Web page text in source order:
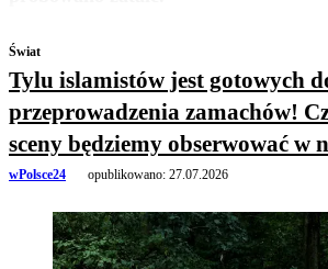
Świat
Tylu islamistów jest gotowych
przeprowadzenia zamachów!
sceny będziemy obserwować w
wPolsce24 opublikowano: 27.07.2026